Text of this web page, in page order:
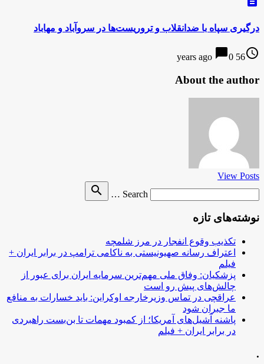
درگیری سپاه با ضدانقلاب و تروریست‌ها در سروآباد و مهاباد
access_time
56 years ago
chat_bubble0
About the author
View Posts
Search …
search
نوشته‌های تازه
تکذیب وقوع انفجار در مرز شلمچه
اعتراف رسانه صهیونیستی به ناکامی ترامپ در برابر ایران +
فیلم
پزشکیان: وفاق ملی مهم‌ترین سرمایه ایران برای عبور از
چالش‌های پیش رو است
عراقچی در تماس وزیرخارجه اوکراین: باید خسارات به منافع
ما جبران شود
پاشنه آشیل‌های آمریکا؛ از کمبود مهمات تا بن‌بست راهبردی
در برابر ایران + فیلم
.